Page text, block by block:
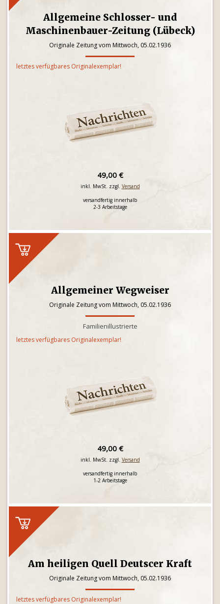
Allgemeine Schlosser- und
Maschinenbauer-Zeitung (Lübeck)
Originale Zeitung vom Mittwoch, 05.02.1936
letztes verfügbares Originalexemplar!
49,00 €
inkl. MwSt. zzgl. Versand
versandfertig innerhalb
2-3 Arbeitstage
Allgemeiner Wegweiser
Originale Zeitung vom Mittwoch, 05.02.1936
Familienillustrierte
letztes verfügbares Originalexemplar!
49,00 €
inkl. MwSt. zzgl. Versand
versandfertig innerhalb
1-2 Arbeitstage
Am heiligen Quell Deutscer Kraft
Originale Zeitung vom Mittwoch, 05.02.1936
letztes verfügbares Originalexemplar!